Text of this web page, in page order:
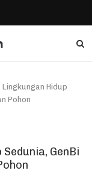
Hidup
Pohon
GenBi